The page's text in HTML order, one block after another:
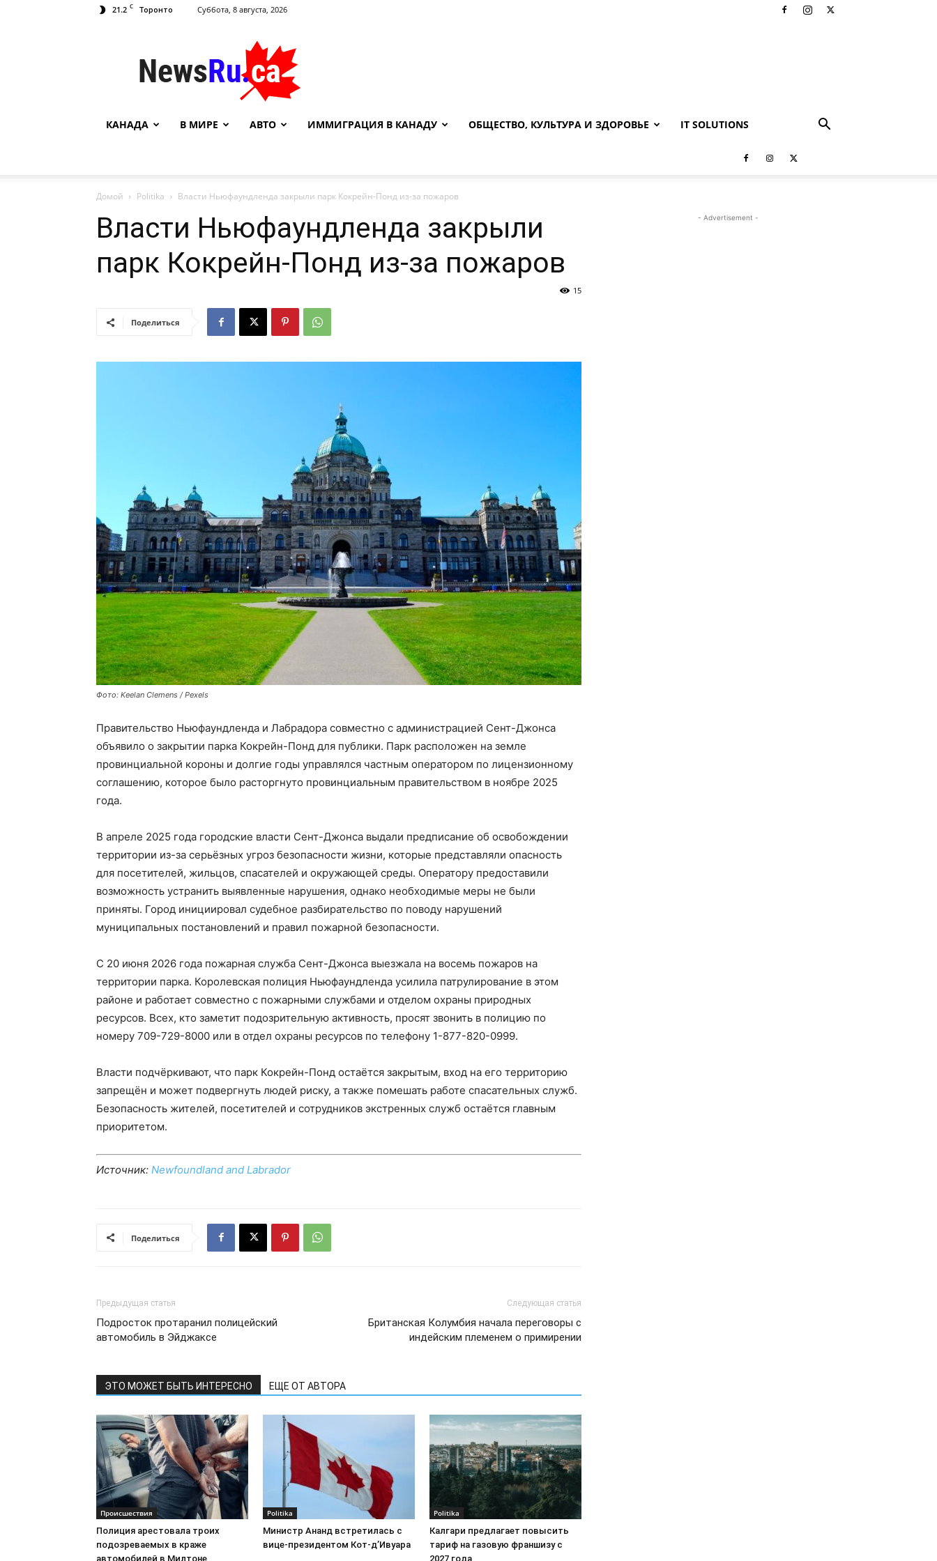
21.2 C Торонто Суббота, 8 августа, 2026
NewsRu.Ca
КАНАДА В МИРЕ АВТО ИММИГРАЦИЯ В КАНАДУ ОБЩЕСТВО, КУЛЬТУРА И ЗДОРОВЬЕ IT SOLUTIONS
Домой Politika Власти Ньюфаундленда закрыли парк Кокрейн-Понд из-за пожаров
Власти Ньюфаундленда закрыли
парк Кокрейн-Понд из-за пожаров
15
Поделиться
Фото: Keelan Clemens / Pexels
Правительство Ньюфаундленда и Лабрадора совместно с администрацией Сент-Джонса
объявило о закрытии парка Кокрейн-Понд для публики. Парк расположен на земле
провинциальной короны и долгие годы управлялся частным оператором по лицензионному
соглашению, которое было расторгнуто провинциальным правительством в ноябре 2025
года.
В апреле 2025 года городские власти Сент-Джонса выдали предписание об освобождении
территории из-за серьёзных угроз безопасности жизни, которые представляли опасность
для посетителей, жильцов, спасателей и окружающей среды. Оператору предоставили
возможность устранить выявленные нарушения, однако необходимые меры не были
приняты. Город инициировал судебное разбирательство по поводу нарушений
муниципальных постановлений и правил пожарной безопасности.
С 20 июня 2026 года пожарная служба Сент-Джонса выезжала на восемь пожаров на
территории парка. Королевская полиция Ньюфаундленда усилила патрулирование в этом
районе и работает совместно с пожарными службами и отделом охраны природных
ресурсов. Всех, кто заметит подозрительную активность, просят звонить в полицию по
номеру 709-729-8000 или в отдел охраны ресурсов по телефону 1-877-820-0999.
Власти подчёркивают, что парк Кокрейн-Понд остаётся закрытым, вход на его территорию
запрещён и может подвергнуть людей риску, а также помешать работе спасательных служб.
Безопасность жителей, посетителей и сотрудников экстренных служб остаётся главным
приоритетом.
Источник: Newfoundland and Labrador
Поделиться
Предыдущая статья
Подросток протаранил полицейский
автомобиль в Эйджаксе
Следующая статья
Британская Колумбия начала переговоры с
индейским племенем о примирении
ЭТО МОЖЕТ БЫТЬ ИНТЕРЕСНО ЕЩЕ ОТ АВТОРА
Происшествия
Полиция арестовала троих
подозреваемых в краже
автомобилей в Милтоне
Politika
Министр Ананд встретилась с
вице-президентом Кот-д’Ивуара
Politika
Калгари предлагает повысить
тариф на газовую франшизу с
2027 года
- Advertisement -